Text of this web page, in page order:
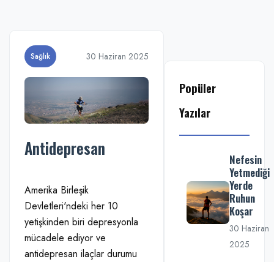
Sağlık 30 Haziran 2025
Antidepresan
Amerika Birleşik
Devletleri'ndeki her 10
yetişkinden biri depresyonla
mücadele ediyor ve
antidepresan ilaçlar durumu
Popüler
Yazılar
Nefesin
Yetmediği
Yerde
Ruhun
Koşar
30 Haziran
2025